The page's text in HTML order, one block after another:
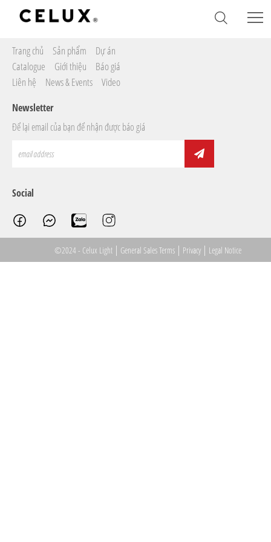
Trang chủ Sản phẩm
Dự án
Catalogue
Giới thiệu
Báo giá
Liên hệ
News & Events Video
Newsletter
Để lại email của bạn để nhận được báo giá
Social
©2024 - Celux Light| General Sales Terms| Privacy| Legal Notice